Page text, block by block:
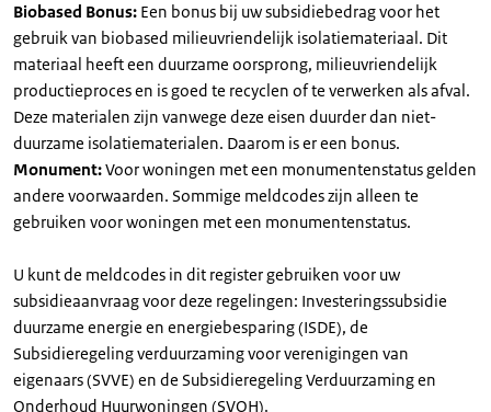
Biobased Bonus: Een bonus bij uw subsidiebedrag voor het
gebruik van biobased milieuvriendelijk isolatiemateriaal. Dit
materiaal heeft een duurzame oorsprong, milieuvriendelijk
productieproces en is goed te recyclen of te verwerken als afval.
Deze materialen zijn vanwege deze eisen duurder dan niet-
duurzame isolatiematerialen. Daarom is er een bonus.
Monument:Voor woningen met een monumentenstatus gelden
andere voorwaarden. Sommige meldcodes zijn alleen te
gebruiken voor woningen met een monumentenstatus.
U kunt de meldcodes in dit register gebruiken voor uw
subsidieaanvraag voor deze regelingen: Investeringssubsidie
duurzame energie en energiebesparing (ISDE), de
Subsidieregeling verduurzaming voor verenigingen van
eigenaars (SVVE) en de Subsidieregeling Verduurzaming en
Onderhoud Huurwoningen (SVOH).